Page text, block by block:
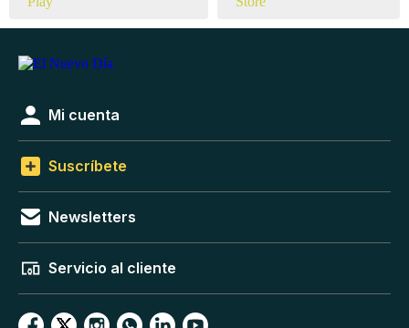
Mi cuenta
Suscríbete
Newsletters
Servicio al cliente